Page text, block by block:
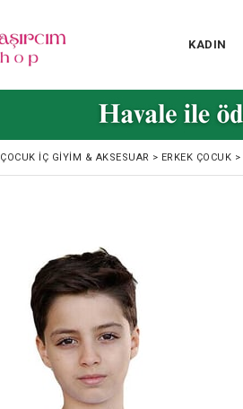
KADIN
ÇOCUK İÇ GIYIM & AKSESUAR > ERKEK ÇOCUK >